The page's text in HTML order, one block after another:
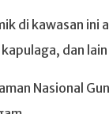
di kawasan ini
dan
Nasional